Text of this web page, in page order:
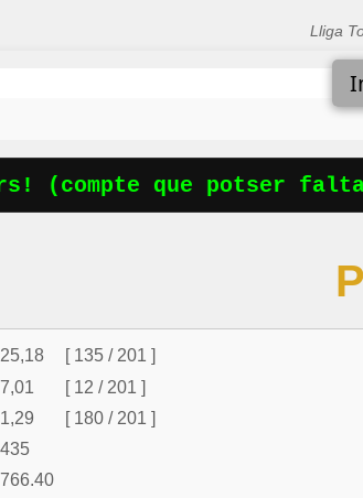
Lliga
que potser falta
25,18
[ 135 / 201 ]
7,01
[ 12 / 201 ]
1,29
[ 180 / 201 ]
435
766.40